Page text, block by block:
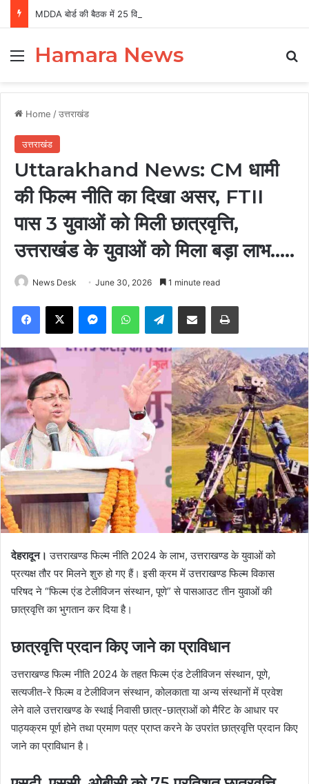
MenuHamara News
Home /उत्तराखंड
उत्तराखंड
Uttarakhand News: CM धामी
की फिल्म नीति का दिखा असर, FTII
पास 3 युवाओं को मिली छात्रवृत्ति,
उत्तराखंड के युवाओं को मिला बड़ा लाभ…..
News Desk June 30, 2026 1 minute read
Facebook
X MessengerWhatsAppTelegramShare via Email Print
देहरादून।उत्तराखण्ड फिल्म नीति 2024 के लाभ, उत्तराखण्ड के युवाओं को
प्रत्यक्ष तौर पर मिलने शुरु हो गए हैं। इसी क्रम में उत्तराखण्ड फिल्म विकास
परिषद ने “फिल्म एंड टेलीविजन संस्थान, पूणे” से पासआउट तीन युवाओं की
छात्रवृत्ति का भुगतान कर दिया है।
छात्रवृत्ति प्रदान किए जाने का प्राविधान
उत्तराखण्ड फिल्म नीति 2024 के तहत फिल्म एंड टेलीविजन संस्थान, पूणे,
सत्यजीत-रे फिल्म व टेलीविजन संस्थान, कोलकाता या अन्य संस्थानों में प्रवेश
लेने वाले उत्तराखण्ड के स्थाई निवासी छात्र-छात्राओं को मैरिट के आधार पर
पाठ्यक्रम पूर्ण होने तथा प्रमाण पत्र प्राप्त करने के उपरांत छात्रवृत्ति प्रदान किए
जाने का प्राविधान है।